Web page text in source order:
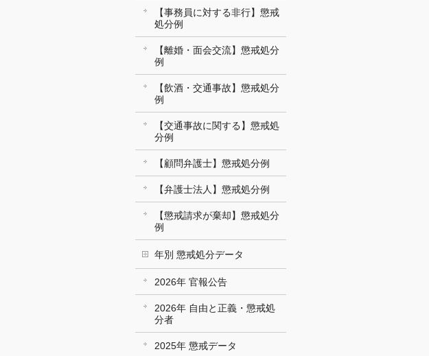
【事務員に対する非行】懲戒
処分例
【離婚・面会交流】懲戒処分
例
【飲酒・交通事故】懲戒処分
例
【交通事故に関する】懲戒処
分例
【顧問弁護士】懲戒処分例
【弁護士法人】懲戒処分例
【懲戒請求が棄却】懲戒処分
例
年別 懲戒処分データ
2026年 官報公告
2026年 自由と正義・懲戒処
分者
2025年 懲戒データ